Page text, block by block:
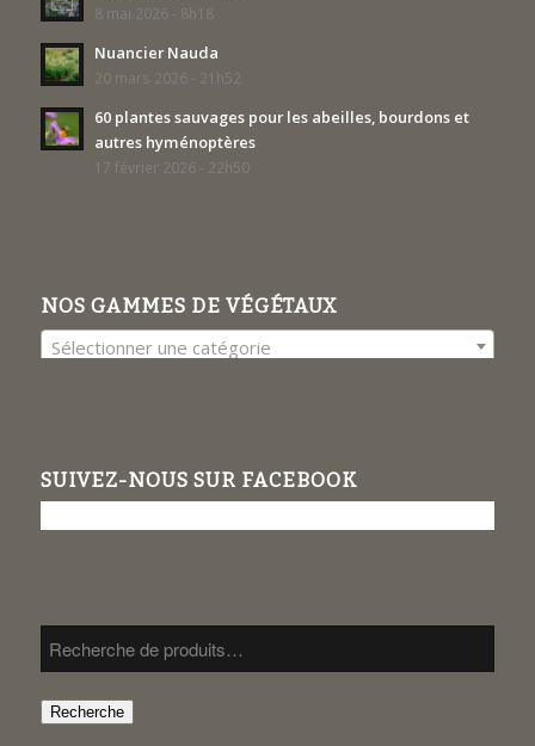
8 mai 2026 - 8h18
Nuancier Nauda
20 mars 2026 - 21h52
60 plantes sauvages pour les abeilles, bourdons et
autres hyménoptères
17 février 2026 - 22h50
NOS GAMMES DE VÉGÉTAUX
Sélectionner une catégorie
SUIVEZ-NOUS SUR FACEBOOK
Recherche